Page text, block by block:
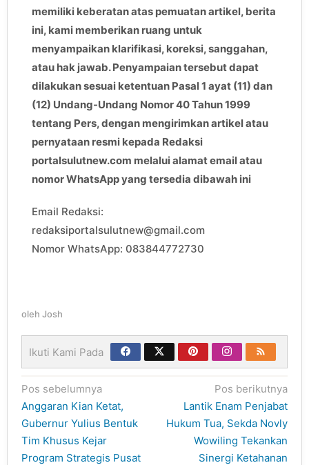
memiliki keberatan atas pemuatan artikel, berita
ini, kami memberikan ruang untuk
menyampaikan klarifikasi, koreksi, sanggahan,
atau hak jawab. Penyampaian tersebut dapat
dilakukan sesuai ketentuan Pasal 1 ayat (11) dan
(12) Undang-Undang Nomor 40 Tahun 1999
tentang Pers, dengan mengirimkan artikel atau
pernyataan resmi kepada Redaksi
portalsulutnew.com melalui alamat email atau
nomor WhatsApp yang tersedia dibawah ini
Email Redaksi:
redaksiportalsulutnew@gmail.com
Nomor WhatsApp: 083844772730
oleh Josh
Ikuti Kami Pada
Navigasi
pos
Pos sebelumnya
Anggaran Kian Ketat,
Gubernur Yulius Bentuk
Tim Khusus Kejar
Program Strategis Pusat
Pos berikutnya
Lantik Enam Penjabat
Hukum Tua, Sekda Novly
Wowiling Tekankan
Sinergi Ketahanan